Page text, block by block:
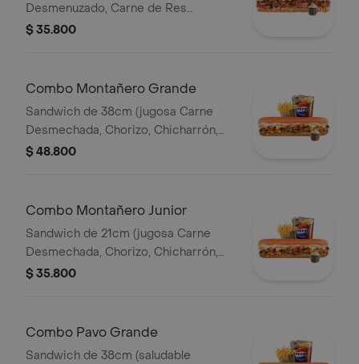
Desmenuzado, Carne de Res
Desmechada, Tomate, Lechuga,
Pet400ml.
$ 35.800
Combo Montañero Grande
Sandwich de 38cm (jugosa Carne
Desmechada, Chorizo, Chicharrón,
Lechuga, Queso Mozarella, Madurito y
$ 48.800
Combo Montañero Junior
Sandwich de 21cm (jugosa Carne
Desmechada, Chorizo, Chicharrón,
Lechuga, Queso Mozarella, Madurito y
$ 35.800
Combo Pavo Grande
Sandwich de 38cm (saludable